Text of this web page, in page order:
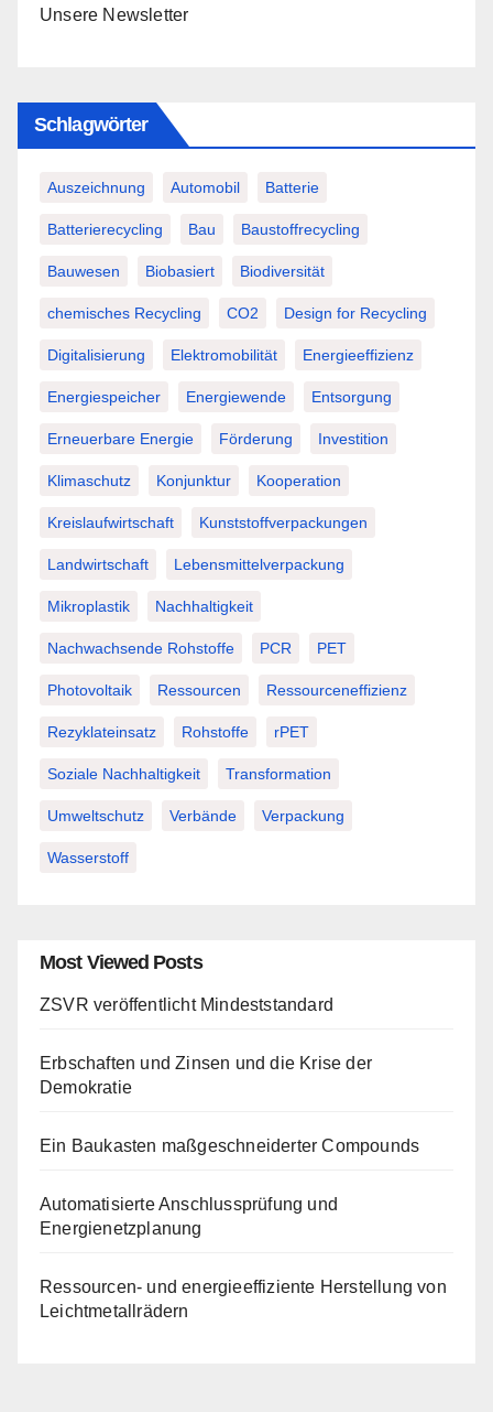
Unsere Newsletter
Schlagwörter
Auszeichnung Automobil Batterie
Batterierecycling Bau Baustoffrecycling
Bauwesen Biobasiert Biodiversität
chemisches Recycling CO2 Design for Recycling
Digitalisierung Elektromobilität Energieeffizienz
Energiespeicher Energiewende Entsorgung
Erneuerbare Energie Förderung Investition
Klimaschutz Konjunktur Kooperation
Kreislaufwirtschaft Kunststoffverpackungen
Landwirtschaft Lebensmittelverpackung
Mikroplastik Nachhaltigkeit
Nachwachsende Rohstoffe PCR PET
Photovoltaik Ressourcen Ressourceneffizienz
Rezyklateinsatz Rohstoffe rPET
Soziale Nachhaltigkeit Transformation
Umweltschutz Verbände Verpackung
Wasserstoff
Most Viewed Posts
ZSVR veröffentlicht Mindeststandard
Erbschaften und Zinsen und die Krise der
Demokratie
Ein Baukasten maßgeschneiderter Compounds
Automatisierte Anschlussprüfung und
Energienetzplanung
Ressourcen- und energieeffiziente Herstellung von
Leichtmetallrädern